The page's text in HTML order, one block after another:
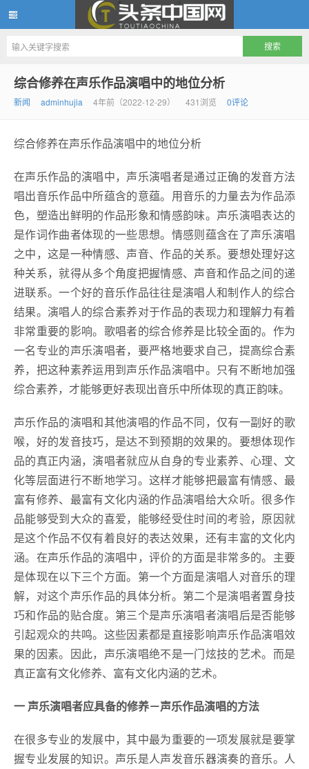
头条中国网
综合修养在声乐作品演唱中的地位分析
新闻 adminhujia 4年前（2022-12-29） 431浏览 0评论
综合修养在声乐作品演唱中的地位分析
在声乐作品的演唱中，声乐演唱者是通过正确的发音方法
唱出音乐作品中所蕴含的意蕴。用音乐的力量去为作品添
色，塑造出鲜明的作品形象和情感韵味。声乐演唱表达的
是作词作曲者体现的一些思想。情感则蕴含在了声乐演唱
之中，这是一种情感、声音、作品的关系。要想处理好这
种关系，就得从多个角度把握情感、声音和作品之间的递
进联系。一个好的音乐作品往往是演唱人和制作人的综合
结果。演唱人的综合素养对于作品的表现力和理解力有着
非常重要的影响。歌唱者的综合修养是比较全面的。作为
一名专业的声乐演唱者，要严格地要求自己，提高综合素
养，把这种素养运用到声乐作品演唱中。只有不断地加强
综合素养，才能够更好表现出音乐中所体现的真正韵味。
声乐作品的演唱和其他演唱的作品不同，仅有一副好的歌
喉，好的发音技巧，是达不到预期的效果的。要想体现作
品的真正内涵，演唱者就应从自身的专业素养、心理、文
化等层面进行不断地学习。这样才能够把最富有情感、最
富有修养、最富有文化内涵的作品演唱给大众听。很多作
品能够受到大众的喜爱，能够经受住时间的考验，原因就
是这个作品不仅有着良好的表达效果，还有丰富的文化内
涵。在声乐作品的演唱中，评价的方面是非常多的。主要
是体现在以下三个方面。第一个方面是演唱人对音乐的理
解，对这个声乐作品的具体分析。第二个是演唱者置身技
巧和作品的贴合度。第三个是声乐演唱者演唱后是否能够
引起观众的共鸣。这些因素都是直接影响声乐作品演唱效
果的因素。因此，声乐演唱绝不是一门炫技的艺术。而是
真正富有文化修养、富有文化内涵的艺术。
一 声乐演唱者应具备的修养－声乐作品演唱的方法
在很多专业的发展中，其中最为重要的一项发展就是要掌
握专业发展的知识。声乐是人声发音乐器演奏的音乐。人